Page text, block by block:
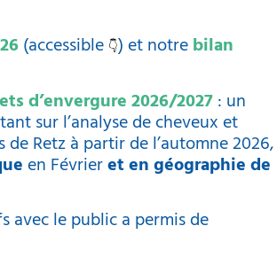
(accessible 👇) et notrebilan
d’envergure 2026/2027: un
sur l’analyse de cheveux et
Retz à partir de l’automne 2026,
en Févrieret en géographie de
avec le public a permis de